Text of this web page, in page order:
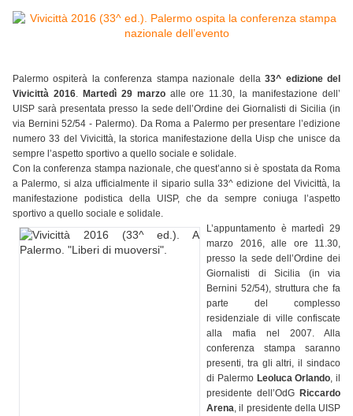
Palermo ospiterà la conferenza stampa nazionale della33^ edizione del
Vivicittà 2016. Martedì 29 marzoalle ore 11.30, la manifestazione dell’
UISP sarà presentata presso la sede dell’Ordine dei Giornalisti di Sicilia (in
via Bernini 52/54 - Palermo). Da Roma a Palermo per presentare l’edizione
numero 33 del Vivicittà, la storica manifestazione della Uisp che unisce da
sempre l’aspetto sportivo a quello sociale e solidale.
Con la conferenza stampa nazionale, che quest’anno si è spostata da Roma
a Palermo, si alza ufficialmente il sipario sulla 33^ edizione del Vivicittà, la
manifestazione podistica della UISP, che da sempre coniuga l’aspetto
sportivo a quello sociale e solidale.
L’appuntamento è martedì 29
marzo 2016, alle ore 11.30,
presso la sede dell’Ordine dei
Giornalisti di Sicilia (in via
Bernini 52/54), struttura che fa
parte del complesso
residenziale di ville confiscate
alla mafia nel 2007. Alla
conferenza stampa saranno
presenti, tra gli altri, il sindaco
di Palermo Leoluca Orlando, il
presidente dell’OdG Riccardo
Arena, il presidente della UISP